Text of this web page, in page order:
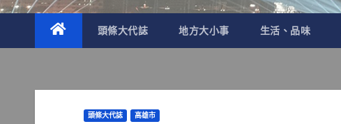
頭條大代誌 地方大小事 生活、品味
頭條大代誌 高雄市